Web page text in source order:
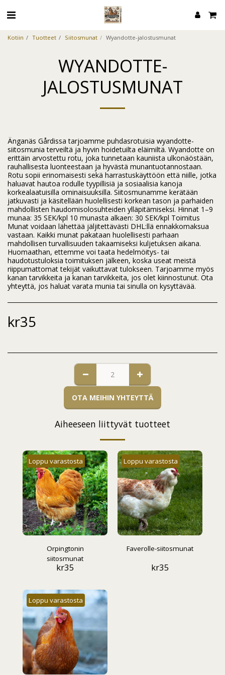
Kotiin Tuotteet Siitosmunat Wyandotte-jalostusmunat
WYANDOTTE-
JALOSTUSMUNAT
Änganäs Gårdissa tarjoamme puhdasrotuisia wyandotte-
siitosmunia terveiltä ja hyvin hoidetuilta eläimiltä. Wyandotte on
erittäin arvostettu rotu, joka tunnetaan kauniista ulkonäöstään,
rauhallisesta luonteestaan ​​ja hyvästä munantuotannostaan.
Rotu sopii erinomaisesti sekä harrastuskäyttöön että niille, jotka
haluavat hautoa rodulle tyypillisiä ja sosiaalisia kanoja
korkealaatuisilla ominaisuuksilla. Siitosmunamme kerätään
jatkuvasti ja käsitellään huolellisesti korkean tason ja parhaiden
mahdollisten haudomisolosuhteiden ylläpitämiseksi. Hinnat 1–9
munaa: 35 SEK/kpl 10 munasta alkaen: 30 SEK/kpl Toimitus
Munat voidaan lähettää jäljitettävästi DHL:llä ennakkomaksua
vastaan. Kaikki munat pakataan huolellisesti parhaan
mahdollisen turvallisuuden takaamiseksi kuljetuksen aikana.
Huomaathan, ettemme voi taata hedelmöitys- tai
haudotustuloksia toimituksen jälkeen, koska useat meistä
riippumattomat tekijät vaikuttavat tulokseen. Tarjoamme myös
kanan tarvikkeita ja kanan tarvikkeita, jos olet kiinnostunut. Ota
yhteyttä, jos haluat varata munia tai sinulla on kysyttävää.
kr35
OTA MEIHIN YHTEYTTÄ
Aiheeseen liittyvät tuotteet
Loppu varastosta
Orpingtonin
siitosmunat
kr35
Loppu varastosta
Faverolle-siitosmunat
kr35
Loppu varastosta